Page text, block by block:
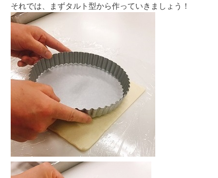
それでは、まずタルト型から作っていきましょう！